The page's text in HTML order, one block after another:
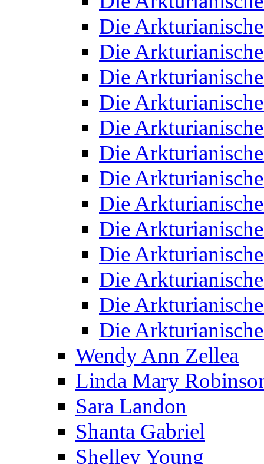
Die
Die
Die
Die
Die
Die
Die
Die
Die
Die
Die
Die
Die
Wendy Ann Zellea
Linda Mary
Sara Landon
Shanta Gabriel
Shelley Young